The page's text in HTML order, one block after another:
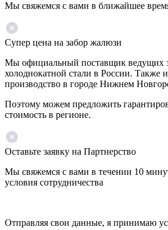
Мы свяжемся с вами в ближайшее
Супер цена на забор жалюзи
Мы официальный поставщик ведущих
холоднокатной стали в России. Также
производство в городе Нижнем
Поэтому можем предложить
стоимость в регионе.
Оставьте заявку на Партнерство
Мы свяжемся с вами в течении 10
условия сотрудничества
Отправляя свои данные, я принимаю